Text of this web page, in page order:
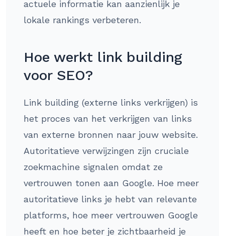
actuele informatie kan aanzienlijk je
lokale rankings verbeteren.
Hoe werkt link building
voor SEO?
Link building (externe links verkrijgen) is
het proces van het verkrijgen van links
van externe bronnen naar jouw website.
Autoritatieve verwijzingen zijn cruciale
zoekmachine signalen omdat ze
vertrouwen tonen aan Google. Hoe meer
autoritatieve links je hebt van relevante
platforms, hoe meer vertrouwen Google
heeft en hoe beter je zichtbaarheid je